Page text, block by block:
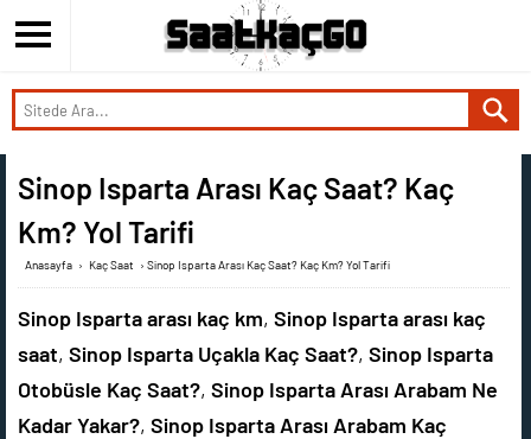
Sinop Isparta Arası Kaç Saat? Kaç
Km? Yol Tarifi
Anasayfa › Kaç Saat › Sinop Isparta Arası Kaç Saat? Kaç Km? Yol Tarifi
Sinop Isparta arası kaç km, Sinop Isparta arası kaç
saat, Sinop Isparta Uçakla Kaç Saat?, Sinop Isparta
Otobüsle Kaç Saat?, Sinop Isparta Arası Arabam Ne
Kadar Yakar?, Sinop Isparta Arası Arabam Kaç